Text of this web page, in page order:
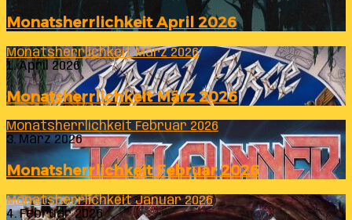
Monatsherrlichkeit April 2026
Monatsherrlichkeit März 2026
1. April 2026
Monatsherrlichkeit März 2026
Monatsherrlichkeit Februar 2026
3. März 2026
Monatsherrlichkeit Februar 2026
Monatsherrlichkeit Januar 2026
4. Februar 2026